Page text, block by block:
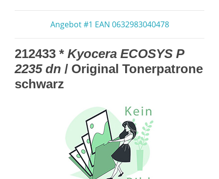
Angebot #1 EAN 0632983040478
212433 * Kyocera ECOSYS P
2235 dn / Original Tonerpatrone
schwarz